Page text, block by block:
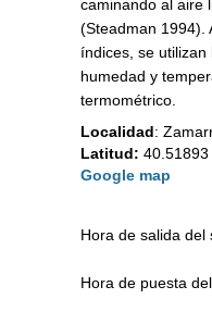
caminando al aire
(Steadman 1994).
índices, se
humedad y
termométrico.
Localidad:
Latitud: 40.51893
Google map
Hora de salida del
Hora de puesta